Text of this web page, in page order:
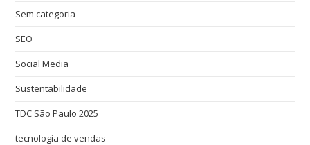
Sem categoria
SEO
Social Media
Sustentabilidade
TDC São Paulo 2025
tecnologia de vendas